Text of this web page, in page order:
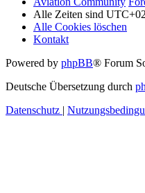
Alle Zeiten sind
Alle Cookies löschen
Kontakt
Powered by phpBB® Forum
Deutsche Übersetzung durch
Datenschutz |